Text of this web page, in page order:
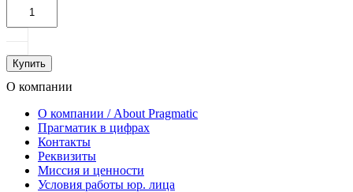
Купить
О компании
О компании / About Pragmatic
Прагматик в цифрах
Контакты
Реквизиты
Миссия и ценности
Условия работы юр. лица